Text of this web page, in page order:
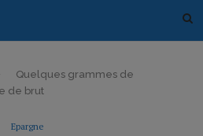
Quelques grammes de
de brut
Epargne